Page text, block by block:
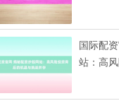
国际配
站：高